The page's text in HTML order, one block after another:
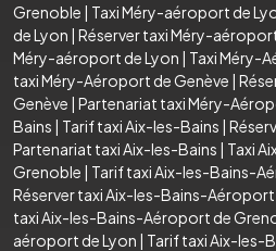
Grenoble | Taxi Méry-aéroport de
de Lyon | Réserver taxi Méry-
Méry-aéroport de Lyon | Taxi Méry-
taxi Méry-Aéroport de Genève |
Genève | Partenariat taxi Méry-
Bains | Tarif taxi Aix-les-Bains |
Partenariat taxi Aix-les-Bains | Taxi
Grenoble | Tarif taxi Aix-les-Bains-
Réserver taxi Aix-les-Bains-
taxi Aix-les-Bains-Aéroport de
aéroport de Lyon | Tarif taxi Aix-les-